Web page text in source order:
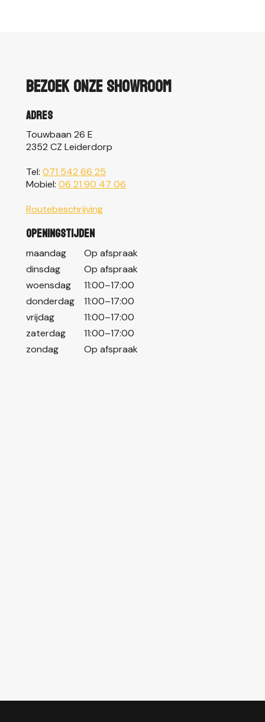
Bezoek onze showroom
Adres
Touwbaan 26 E
2352 CZ Leiderdorp
Tel: 071 542 66 25
Mobiel: 06 21 90 47 06
Routebeschrijving
Openingstijden
maandag
Op afspraak
dinsdag
Op afspraak
woensdag
11:00–17:00
donderdag
11:00–17:00
vrijdag
11:00–17:00
zaterdag
11:00–17:00
zondag
Op afspraak